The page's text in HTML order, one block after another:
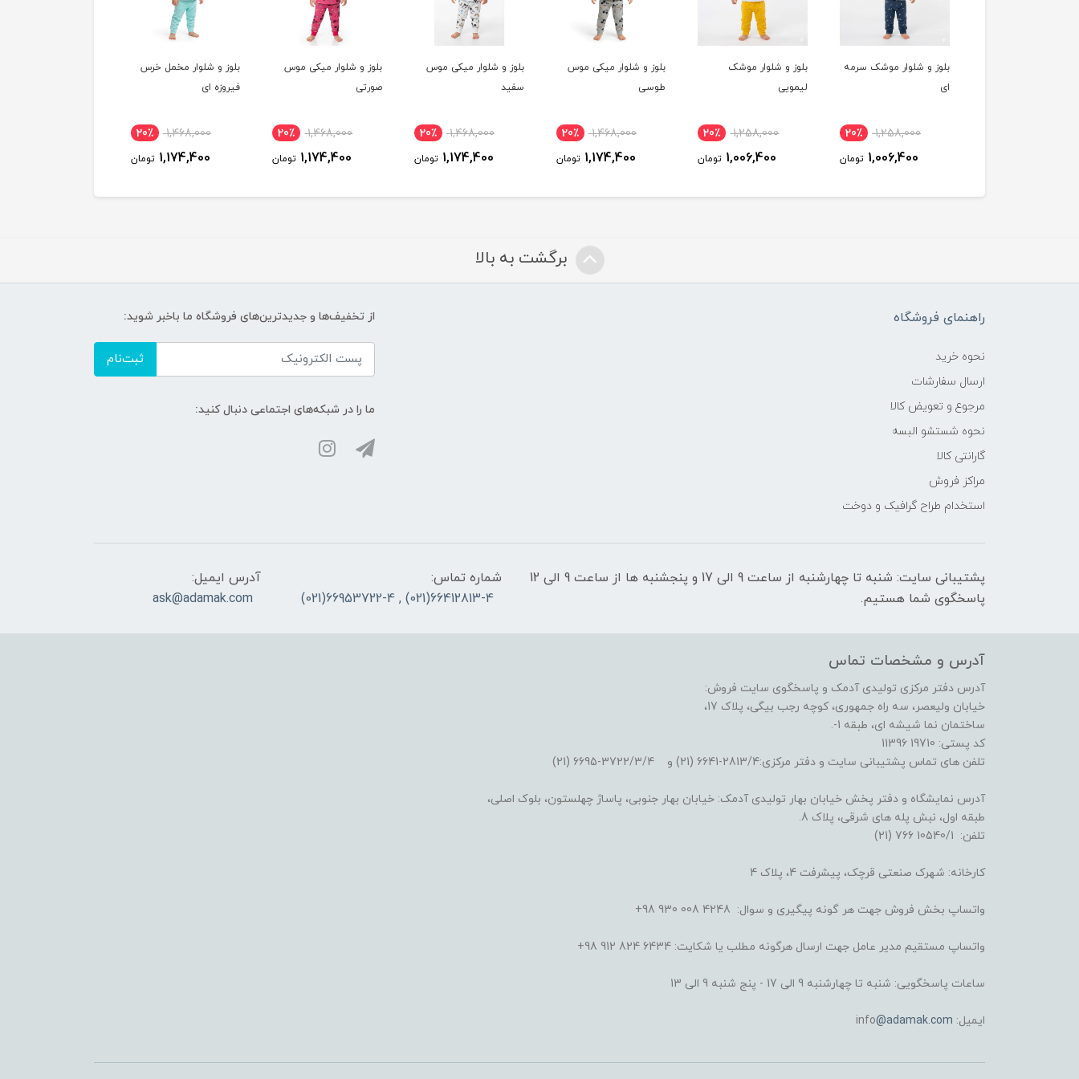
بلوز و شلوار موشک
لیمویی
1,258,000 20٪
1,006,400 تومان
بلوز و شلوار میکی موس
طوسی
1,468,000 20٪
1,174,400 تومان
بلوز و شلوار میکی موس
سفید
1,468,000 20٪
1,174,400 تومان
بلوز و شلوار میکی موس
صورتی
1,468,000 20٪
1,174,400 تومان
بلوز و شلوار مخمل خرس
فیروزه ای
1,468,000 20٪
1,174,400 تومان
بلوز و شلوار مخمل خرس
آبی
1,468,000 20٪
1,174,400 تومان
برگشت به بالا
راهنمای فروشگاه
نحوه خرید
ارسال سفارشات
مرجوع و تعویض کالا
نحوه شستشو البسه
گارانتی کالا
مراکز فروش
استخدام طراح گرافیک و دوخت
از تخفیف‌ها و جدیدترین‌های فروشگاه ما باخبر شوید:
ثبت‌نام
ما را در شبکه‌های اجتماعی دنبال کنید:
پشتیبانی سایت: شنبه تا چهارشنبه از ساعت 9 الی 17 و پنجشنبه ها از ساعت 9 الی 12
پاسخگوی شما هستیم.
شماره تماس:
66412813-4(021) , 66953722-4(021)
آدرس ایمیل:
ask@adamak.com
آدرس و مشخصات تماس
آدرس دفتر مرکزی تولیدی آدمک و پاسخگوی سایت فروش:
خیابان ولیعصر، سه راه جمهوری، کوچه رجب بیگی، پلاک 17،
ساختمان نما شیشه ای، طبقه 1-.
کد پستی: 19710 11396
تلفن های تماس پشتیبانی سایت و دفتر مرکزی:2813/4-6641 (21) و 3722/3/4-6695 (21)
آدرس نمایشگاه و دفتر پخش خیابان بهار تولیدی آدمک: خیابان بهار جنوبی، پاساژ چهلستون، بلوک اصلی،
طبقه اول، نبش پله های شرقی، پلاک 8.
تلفن: 10540/1 766 (21)
کارخانه: شهرک صنعتی قرچک، پیشرفت 4، پلاک 4
واتساپ بخش فروش جهت هر گونه پیگیری و سوال: 4248 008 930 98+
واتساپ مستقیم مدیر عامل جهت ارسال هرگونه مطلب یا شکایت: 6434 824 912 98+
ساعات پاسخگویی: شنبه تا چهارشنبه 9 الی 17 - پنج شنبه 9 الی 13
ایمیل: info @adamak.com